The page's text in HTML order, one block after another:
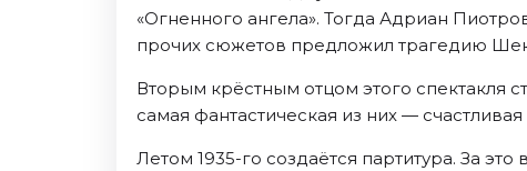
«Огненного ангела». Тогда Адриан
прочих сюжетов предложил трагедию
Вторым крёстным отцом этого спектакля
самая фантастическая из них — счастливая
Летом 1935-го создаётся партитура. За